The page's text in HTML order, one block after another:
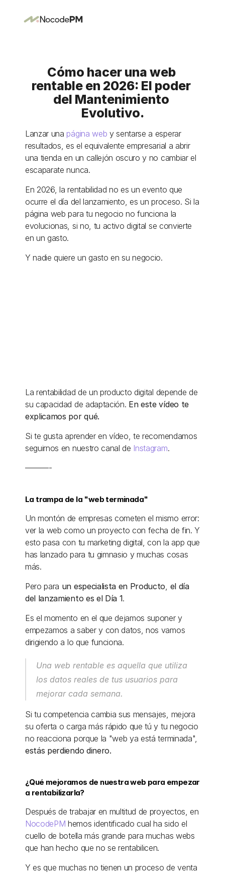
Cómo hacer una web
rentable en 2026: El poder
del Mantenimiento
Evolutivo.
Lanzar una página web y sentarse a esperar
resultados, es el equivalente empresarial a abrir
una tienda en un callejón oscuro y no cambiar el
escaparate nunca.
En 2026, la rentabilidad no es un evento que
ocurre el día del lanzamiento, es un proceso. Si la
página web para tu negocio no funciona la
evolucionas, si no, tu activo digital se convierte
en un gasto.
Y nadie quiere un gasto en su negocio.
La rentabilidad de un producto digital depende de
su capacidad de adaptación. En este vídeo te
explicamos por qué.
Si te gusta aprender en vídeo, te recomendamos
seguirnos en nuestro canal de Instagram.
———-
La trampa de la "web terminada"
Un montón de empresas cometen el mismo error:
ver la web como un proyecto con fecha de fin. Y
esto pasa con tu marketing digital, con la app que
has lanzado para tu gimnasio y muchas cosas
más.
Pero para un especialista en Producto el día
del lanzamiento es el Día 1.
Es el momento en el que dejamos suponer y
empezamos a saber y con datos, nos vamos
dirigiendo a lo que funciona.
Una web rentable es aquella que utiliza
los datos reales de tus usuarios para
mejorar cada semana.
Si tu competencia cambia sus mensajes, mejora
su oferta o carga más rápido que tú y tu negocio
estás perdiendo dinero.
¿Qué mejoramos de nuestra web para empezar
a rentabilizarla?
NocodePM hemos identificado cual ha sido el
cuello de botella más grande para muchas webs
que han hecho que no se rentabilicen.
Y es que muchas no tienen un proceso de venta